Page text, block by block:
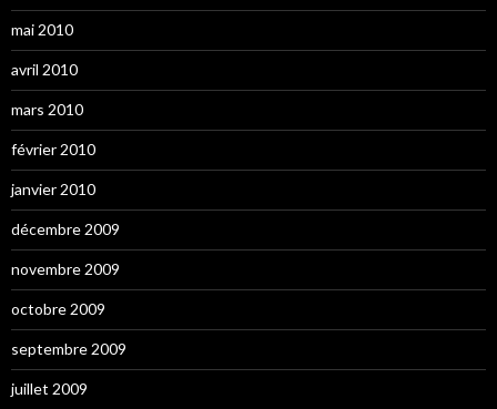
mai 2010
avril 2010
mars 2010
février 2010
janvier 2010
décembre 2009
novembre 2009
octobre 2009
septembre 2009
juillet 2009